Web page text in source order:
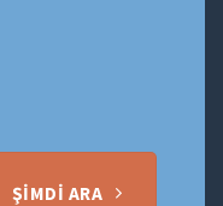
ŞIMDI ARA